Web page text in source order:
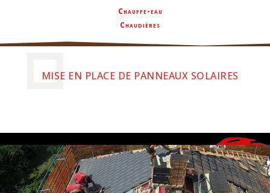
Chauffe-eau
Chaudières
MISE EN PLACE DE PANNEAUX SOLAIRES